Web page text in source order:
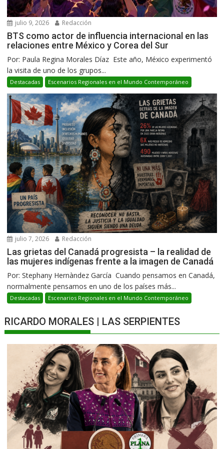
julio 9, 2026 Redacción
BTS como actor de influencia internacional en las
relaciones entre México y Corea del Sur
Por: Paula Regina Morales Díaz Este año, México experimentó
la visita de uno de los grupos...
Destacadas Escenarios Regionales en el Mundo Contemporáneo
julio 7, 2026 Redacción
Las grietas del Canadá progresista – la realidad de
las mujeres indígenas frente a la imagen de Canadá
Por: Stephany Hernàndez García Cuando pensamos en Canadá,
normalmente pensamos en uno de los países más...
Destacadas Escenarios Regionales en el Mundo Contemporáneo
RICARDO MORALES | LAS SERPIENTES